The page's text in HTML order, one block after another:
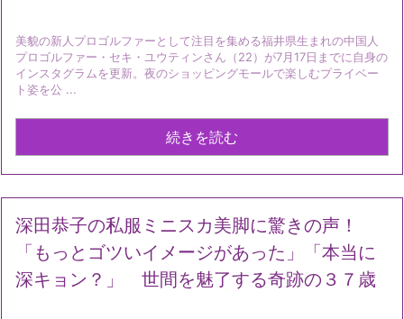
美貌の新人プロゴルファーとして注目を集める福井県生まれの中国人
プロゴルファー・セキ・ユウティンさん（22）が7月17日までに自身の
インスタグラムを更新。夜のショッピングモールで楽しむプライベー
ト姿を公 ...
続きを読む
深田恭子の私服ミニスカ美脚に驚きの声！
「もっとゴツいイメージがあった」「本当に
深キョン？」 世間を魅了する奇跡の３７歳